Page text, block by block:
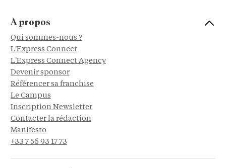
À propos
Qui sommes-nous ?
L'Express Connect
L'Express Connect Agency
Devenir sponsor
Référencer sa franchise
Le Campus
Inscription Newsletter
Contacter la rédaction
Manifesto
+33 7 56 93 17 73